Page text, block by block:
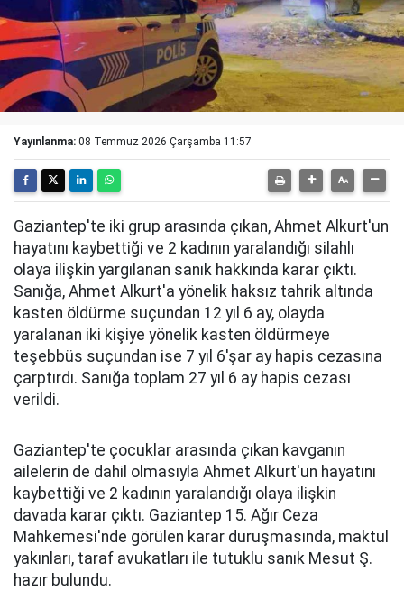
Yayınlanma: 08 Temmuz 2026 Çarşamba 11:57
Gaziantep'te iki grup arasında çıkan, Ahmet Alkurt'un
hayatını kaybettiği ve 2 kadının yaralandığı silahlı
olaya ilişkin yargılanan sanık hakkında karar çıktı.
Sanığa, Ahmet Alkurt'a yönelik haksız tahrik altında
kasten öldürme suçundan 12 yıl 6 ay, olayda
yaralanan iki kişiye yönelik kasten öldürmeye
teşebbüs suçundan ise 7 yıl 6'şar ay hapis cezasına
çarptırdı. Sanığa toplam 27 yıl 6 ay hapis cezası
verildi.
Gaziantep'te çocuklar arasında çıkan kavganın
ailelerin de dahil olmasıyla Ahmet Alkurt'un hayatını
kaybettiği ve 2 kadının yaralandığı olaya ilişkin
davada karar çıktı. Gaziantep 15. Ağır Ceza
Mahkemesi'nde görülen karar duruşmasında, maktul
yakınları, taraf avukatları ile tutuklu sanık Mesut Ş.
hazır bulundu.